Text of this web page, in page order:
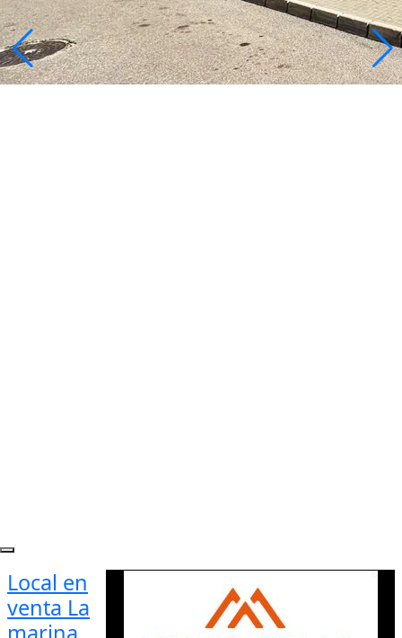
Local en
venta La